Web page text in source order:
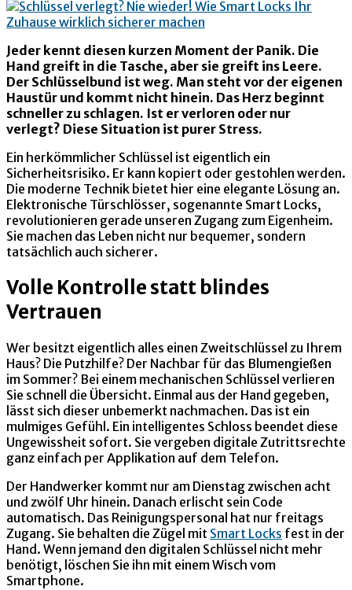
Jeder kennt diesen kurzen Moment der Panik. Die
Hand greift in die Tasche, aber sie greift ins Leere.
Der Schlüsselbund ist weg. Man steht vor der eigenen
Haustür und kommt nicht hinein. Das Herz beginnt
schneller zu schlagen. Ist er verloren oder nur
verlegt? Diese Situation ist purer Stress.
Ein herkömmlicher Schlüssel ist eigentlich ein
Sicherheitsrisiko. Er kann kopiert oder gestohlen werden.
Die moderne Technik bietet hier eine elegante Lösung an.
Elektronische Türschlösser, sogenannte Smart Locks,
revolutionieren gerade unseren Zugang zum Eigenheim.
Sie machen das Leben nicht nur bequemer, sondern
tatsächlich auch sicherer.
Volle Kontrolle statt blindes
Vertrauen
Wer besitzt eigentlich alles einen Zweitschlüssel zu Ihrem
Haus? Die Putzhilfe? Der Nachbar für das Blumengießen
im Sommer? Bei einem mechanischen Schlüssel verlieren
Sie schnell die Übersicht. Einmal aus der Hand gegeben,
lässt sich dieser unbemerkt nachmachen. Das ist ein
mulmiges Gefühl. Ein intelligentes Schloss beendet diese
Ungewissheit sofort. Sie vergeben digitale Zutrittsrechte
ganz einfach per Applikation auf dem Telefon.
Der Handwerker kommt nur am Dienstag zwischen acht
und zwölf Uhr hinein. Danach erlischt sein Code
automatisch. Das Reinigungspersonal hat nur freitags
Zugang. Sie behalten die Zügel mit Smart Locks fest in der
Hand. Wenn jemand den digitalen Schlüssel nicht mehr
benötigt, löschen Sie ihn mit einem Wisch vom
Smartphone.